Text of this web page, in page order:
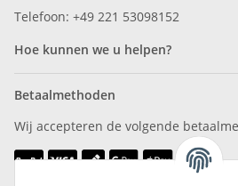
Telefoon: +49 221 53098152
Hoe kunnen we u helpen?
Betaalmethoden
Wij accepteren de volgende